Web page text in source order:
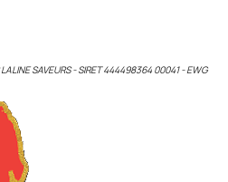
SAVEURS - SIRET 444498364 00041 - EWG